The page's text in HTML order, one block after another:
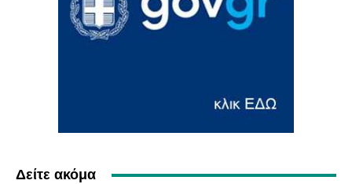
Δείτε ακόμα